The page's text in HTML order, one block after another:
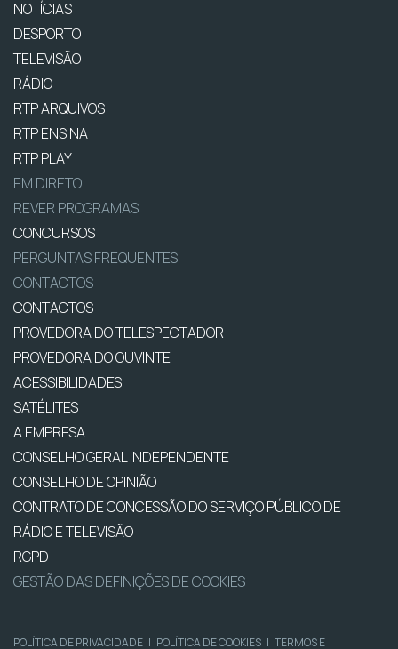
NOTÍCIAS
DESPORTO
TELEVISÃO
RÁDIO
RTP ARQUIVOS
RTP ENSINA
RTP PLAY
EM DIRETO
REVER PROGRAMAS
CONCURSOS
PERGUNTAS FREQUENTES
CONTACTOS
CONTACTOS
PROVEDORA DO TELESPECTADOR
PROVEDORA DO OUVINTE
ACESSIBILIDADES
SATÉLITES
A EMPRESA
CONSELHO GERAL INDEPENDENTE
CONSELHO DE OPINIÃO
CONTRATO DE CONCESSÃO DO SERVIÇO PÚBLICO DE
RÁDIO E TELEVISÃO
RGPD
GESTÃO DAS DEFINIÇÕES DE COOKIES
POLÍTICA DE PRIVACIDADE | POLÍTICA DE COOKIES | TERMOS E